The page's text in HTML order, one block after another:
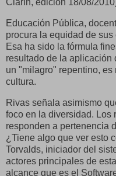
Clarín, edición 18/08/
Educación Pública,
procura la equidad de
Esa ha sido la fórmula
resultado de la aplicación
un "milagro" repentino,
cultura.
Rivas señala asimismo
foco en la diversidad. Los
responden a pertenencia
¿Tiene algo que ver esto
Torvalds, iniciador del
actores principales de
alcance que es el